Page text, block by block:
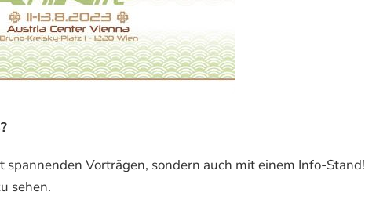
Vorträgen, sondern auch mit einem Info-Stand!
sehen.